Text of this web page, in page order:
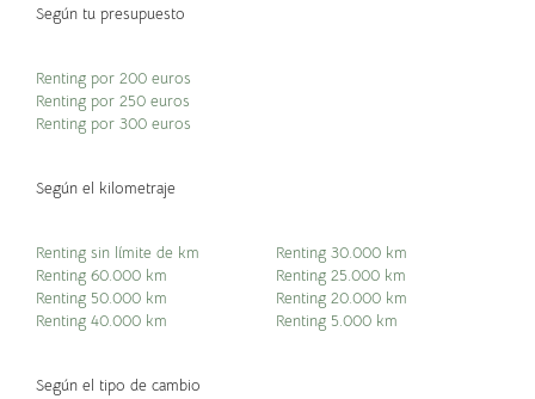
Según tu presupuesto
Renting por 200 euros
Renting por 250 euros
Renting por 300 euros
Según el kilometraje
Renting sin límite de km
Renting 60.000 km
Renting 50.000 km
Renting 40.000 km
Renting 30.000 km
Renting 25.000 km
Renting 20.000 km
Renting 5.000 km
Según el tipo de cambio